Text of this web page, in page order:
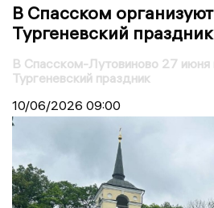
В Спасском
Тургеневский праздник
В Спасском-Лутовиново 27 июня
Тургеневский праздник
10/06/2026 09:00